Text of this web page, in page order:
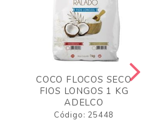
COCO FLOCOS SECO
FIOS LONGOS 1 KG
ADELCO
Código: 25448